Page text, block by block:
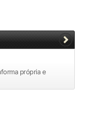
própria e